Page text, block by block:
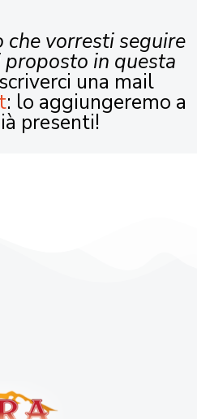
che vorresti seguire
proposto in questa
una mail
: lo aggiungeremo a
presenti!